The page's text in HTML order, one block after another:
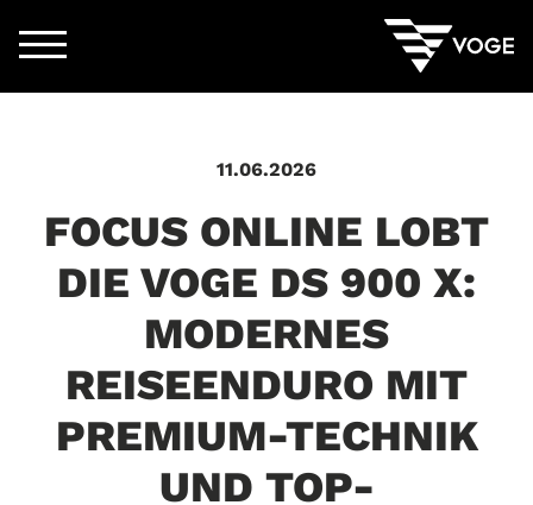
11.06.2026
FOCUS ONLINE LOBT
DIE VOGE DS 900 X:
MODERNES
REISEENDURO MIT
PREMIUM-TECHNIK
UND TOP-